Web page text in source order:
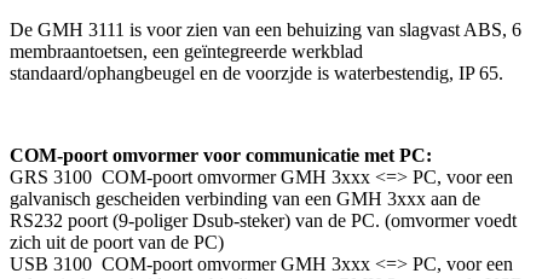
De GMH 3111 is voor zien van een behuizing van slagvast ABS, 6
membraantoetsen, een geïntegreerde werkblad
standaard/ophangbeugel en de voorzjde is waterbestendig, IP 65.
COM-poort omvormer voor communicatie met PC:
GRS 3100 COM-poort omvormer GMH 3xxx <=> PC, voor een
galvanisch gescheiden verbinding van een GMH 3xxx aan de
RS232 poort (9-poliger Dsub-steker) van de PC. (omvormer voedt
zich uit de poort van de PC)
USB 3100 COM-poort omvormer GMH 3xxx <=> PC, voor een